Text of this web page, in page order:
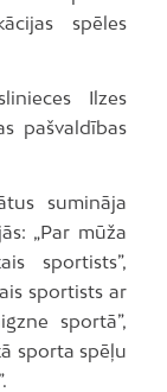
spēles
Ilzes
pašvaldības
sumināja
„Par mūža
sportists”,
sportists ar
sportā”,
sporta spēļu